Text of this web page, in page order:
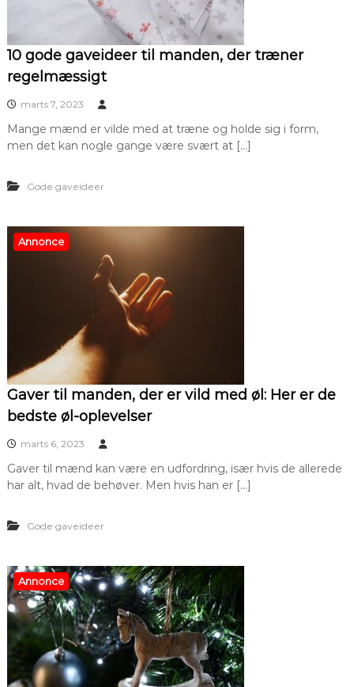
10 gode gaveideer til manden, der træner
regelmæssigt
marts 7, 2023
Mange mænd er vilde med at træne og holde sig i form,
men det kan nogle gange være svært at […]
Gode gaveideer
Annonce
Gaver til manden, der er vild med øl: Her er de
bedste øl-oplevelser
marts 6, 2023
Gaver til mænd kan være en udfordring, især hvis de allerede
har alt, hvad de behøver. Men hvis han er […]
Gode gaveideer
Annonce